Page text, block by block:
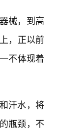
械，到高
，正以前
不体现着
汗水，将
瓶颈，不